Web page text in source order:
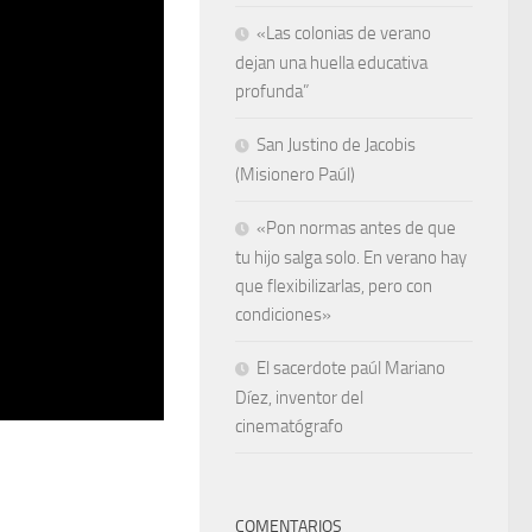
«Las colonias de verano
dejan una huella educativa
profunda”
San Justino de Jacobis
(Misionero Paúl)
«Pon normas antes de que
tu hijo salga solo. En verano hay
que flexibilizarlas, pero con
condiciones»
El sacerdote paúl Mariano
Díez, inventor del
cinematógrafo
COMENTARIOS